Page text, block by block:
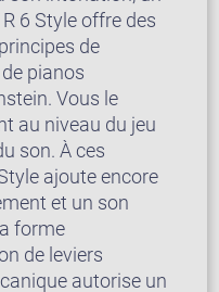
6 Style offre des
de
pianos
Vous le
au niveau du jeu
son. À ces
ajoute encore
et un son
forme
de leviers
autorise un